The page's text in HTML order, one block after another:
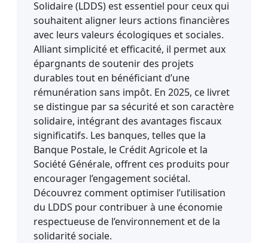
Solidaire (LDDS) est essentiel pour ceux qui
souhaitent aligner leurs actions financières
avec leurs valeurs écologiques et sociales.
Alliant simplicité et efficacité, il permet aux
épargnants de soutenir des projets
durables tout en bénéficiant d’une
rémunération sans impôt. En 2025, ce livret
se distingue par sa sécurité et son caractère
solidaire, intégrant des avantages fiscaux
significatifs. Les banques, telles que la
Banque Postale, le Crédit Agricole et la
Société Générale, offrent ces produits pour
encourager l’engagement sociétal.
Découvrez comment optimiser l’utilisation
du LDDS pour contribuer à une économie
respectueuse de l’environnement et de la
solidarité sociale.